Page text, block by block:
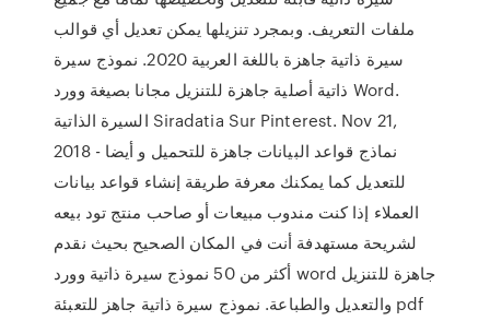
ملفات التعريف. وبمجرد تنزيلها يمكن تعديل أي قوالب
سيرة ذاتية جاهزة باللغة العربية 2020. نموذج سيرة
ذاتية أصلية جاهزة للتنزيل مجانا بصيغة وورد Word.
السيرة الذاتية Siradatia Sur Pinterest. Nov 21,
2018 - نماذج قواعد البيانات جاهزة للتحميل و أيضا
للتعديل كما يمكنك معرفة طريقة إنشاء قواعد بيانات
العملاء إذا كنت مندوب مبيعات أو صاحب منتج تود بيعه
لشريحة مستهدفة أنت في المكان الصحيح بحيث نقدم
أكثر من 50 نموذج سيرة ذاتية وورد word جاهزة للتنزيل
والتعديل والطباعة. نموذج سيرة ذاتية جاهز للتعبئة pdf